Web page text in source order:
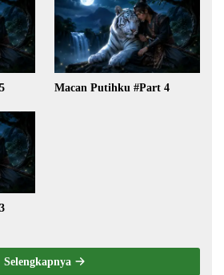
Macan Putihku #Part 4
Selengkapnya